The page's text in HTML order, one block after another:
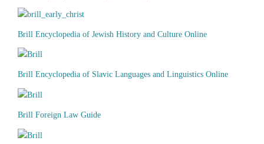
Brill Encyclopedia of Jewish History and Culture Online
Brill Encyclopedia of Slavic Languages and Linguistics Online
Brill Foreign Law Guide